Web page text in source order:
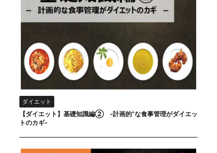
ダイエット
【ダイエット】基礎知識編② -計画的”な食事管理がダイエッ
トのカギ-